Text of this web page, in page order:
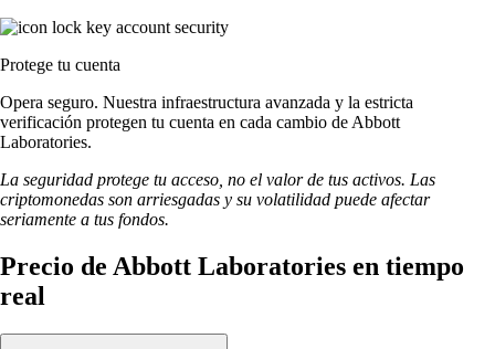
Protege tu cuenta
Opera seguro. Nuestra infraestructura avanzada y la estricta
verificación protegen tu cuenta en cada cambio de Abbott
Laboratories.
La seguridad protege tu acceso, no el valor de tus activos. Las
criptomonedas son arriesgadas y su volatilidad puede afectar
seriamente a tus fondos.
Precio de Abbott Laboratories en tiempo
real